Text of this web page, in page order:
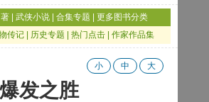
武侠小说 合集专题
更多图书分类
传记 历史专题 热门点击 作家作品集
小 中 大
发之胜